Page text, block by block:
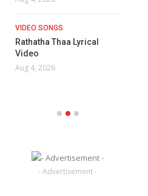
VIDEO SONGS
Rathatha Thaa Lyrical
Video
Aug 4, 2026
- Advertisement -